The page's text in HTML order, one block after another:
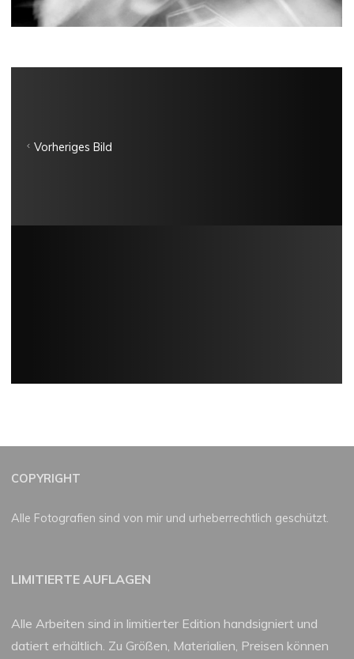
Vorheriges Bild
COPYRIGHT
Alle Fotografien sind von mir und urheberrechtlich geschützt.
LIMITIERTE AUFLAGEN
Alle Arbeiten sind in limitierter Edition handsigniert und
datiert erhältlich. Zu Größen, Materialien, Preisen können